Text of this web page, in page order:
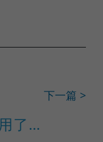
下一篇 >
AI 不是用了就好：ISO 42001 如何打造企業可信任的 AI 治理